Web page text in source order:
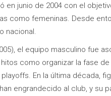
en junio de 2004 con el
como femeninas. Desde
nacional.
el equipo masculino fue
como organizar la fase
En la última década,
engrandecido al club, y su